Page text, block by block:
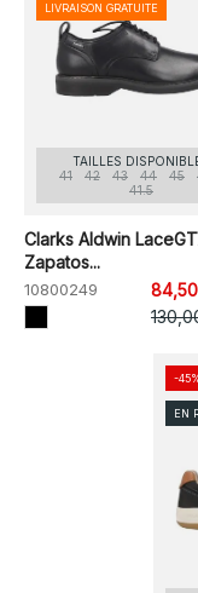
TAILLES
41
42 43 44 45
41.5
Clarks Aldwin
Zapatos...
10800249
LIVRAISON GRATUITE
-
EN